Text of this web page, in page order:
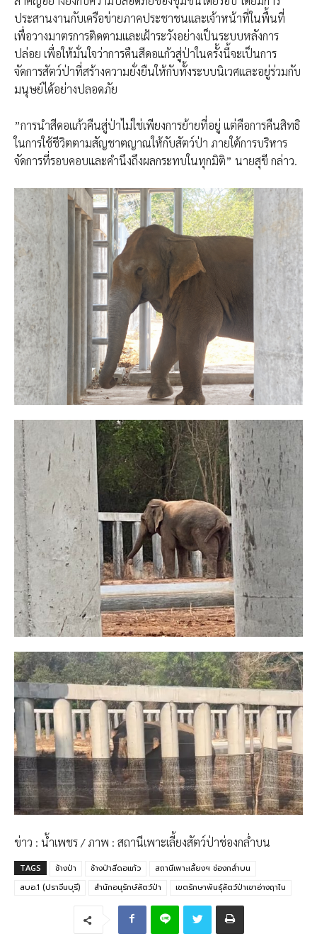
ประสานงานกับเครือข่ายภาคประชาชนและเจ้าหน้าที่ในพื้นที่
เพื่อวางมาตรการติดตามและเฝ้าระวังอย่างเป็นระบบหลังการ
ปล่อย เพื่อให้มั่นใจว่าการคืนสีดอแก้วสู่ป่าในครั้งนี้จะเป็นการ
จัดการสัตว์ป่าที่สร้างความยั่งยืนให้กับทั้งระบบนิเวศและอยู่ร่วมกับ
มนุษย์ได้อย่างปลอดภัย
​”การนำสีดอแก้วคืนสู่ป่าไม่ใช่เพียงการย้ายที่อยู่ แต่คือการคืนสิทธิ
ในการใช้ชีวิตตามสัญชาตญาณให้กับสัตว์ป่า ภายใต้การบริหาร
จัดการที่รอบคอบและคำนึงถึงผลกระทบในทุกมิติ” นายสุขี​ กล่าว.
ข่าว : น้ำเพชร / ภาพ : สถานีเพาะเลี้ยงสัตว์ป่าช่องกล่ำบน
TAGS ช้างป่า ช้างป่าสีดอแก้ว
สถานีเพาะเลี้ยงฯ ช่องกล่ำบน
สบอ.1 (ปราจีนบุรี)
สำนักอนุรักษ์สัตว์ป่า เขตรักษาพันธุ์สัตว์ป่าเขาอ่างฤาไน